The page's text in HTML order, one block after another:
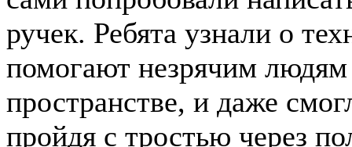
ручек. Ребята узнали о
помогают незрячим людям
пространстве, и даже
пройдя с тростью через